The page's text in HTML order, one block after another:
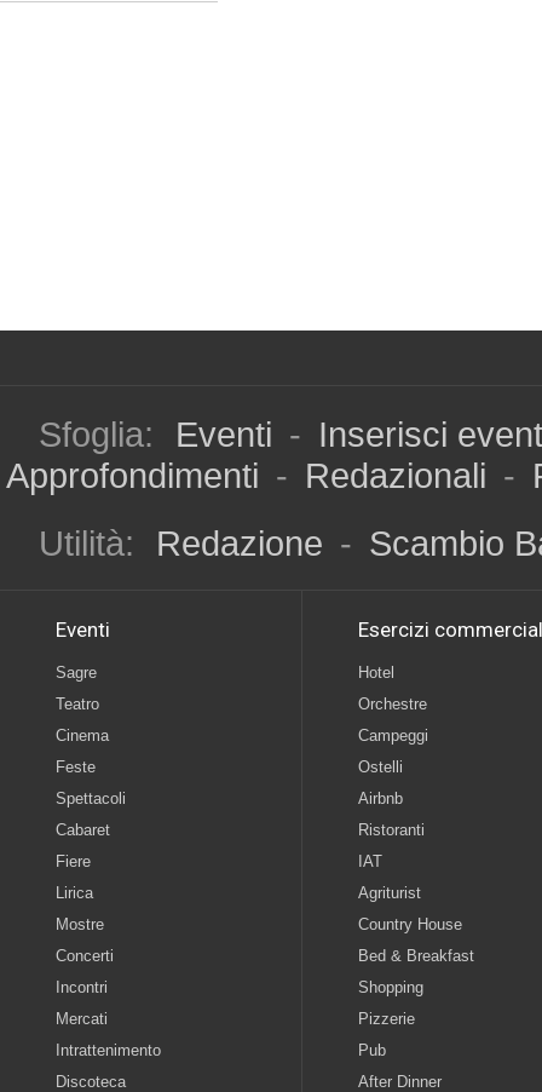
Sfoglia: Eventi - Inserisci
Approfondimenti - Redazionali -
Utilità:
Redazione - Scambio
Eventi
Sagre
Teatro
Cinema
Feste
Spettacoli
Cabaret
Fiere
Lirica
Mostre
Concerti
Incontri
Mercati
Intrattenimento
Discoteca
Esercizi
Hotel
Orchestre
Campeggi
Ostelli
Airbnb
Ristoranti
IAT
Agriturist
Country House
Bed & Breakfast
Shopping
Pizzerie
Pub
After Dinner